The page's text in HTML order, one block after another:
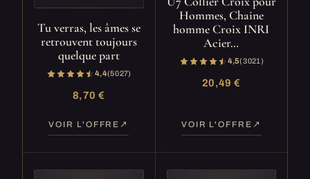
Tu verras, les âmes se
retrouvent toujours
quelque part
4,4(5 027)
8,70 €
VOIR L'OFFRE
Hommes, Chaine
homme Croix INRI
Acier…
4,5(3 021)
20,49 €
VOIR L'OFFRE